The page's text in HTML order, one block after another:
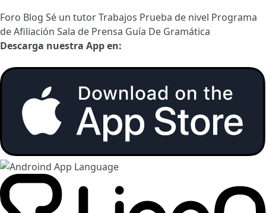
Foro Blog Sé un tutorTrabajos Prueba de nivel Programa
de Afiliación Sala de Prensa Guía De Gramática
Descarga nuestra App en: